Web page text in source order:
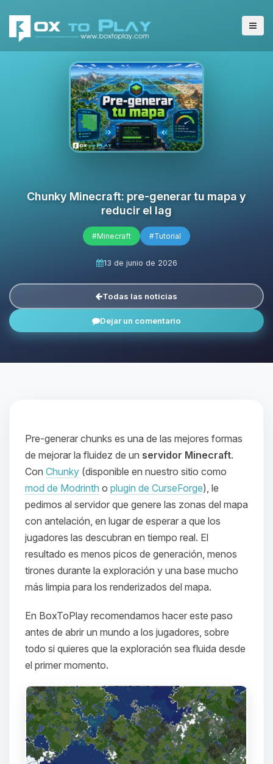
Chunky Minecraft: pre-generar tu mapa y
reducir el lag
#Minecraft #Tutorial
13 de junio de 2026
Todas las noticias
Dejar un comentario
Pre-generar chunks es una de las mejores formas
de mejorar la fluidez de un servidor Minecraft.
Con Chunky (disponible en nuestro sitio como
mod de Modrinth o plugin de CurseForge), le
pedimos al servidor que genere las zonas del mapa
con antelación, en lugar de esperar a que los
jugadores las descubran en tiempo real. El
resultado es menos picos de generación, menos
tirones durante la exploración y una base mucho
más limpia para los renderizados del mapa.
En BoxToPlay recomendamos hacer este paso
antes de abrir un mundo a los jugadores, sobre
todo si quieres que la exploración sea fluida desde
el primer momento.